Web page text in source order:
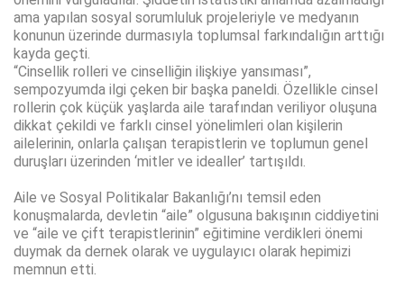
ama yapılan sosyal sorumluluk projeleriyle ve medyanın
konunun üzerinde durmasıyla toplumsal farkındalığın arttığı
kayda geçti.
“Cinsellik rolleri ve cinselliğin ilişkiye yansıması”,
sempozyumda ilgi çeken bir başka paneldi. Özellikle cinsel
rollerin çok küçük yaşlarda aile tarafından veriliyor oluşuna
dikkat çekildi ve farklı cinsel yönelimleri olan kişilerin
ailelerinin, onlarla çalışan terapistlerin ve toplumun genel
duruşları üzerinden ‘mitler ve idealler’ tartışıldı.
Aile ve Sosyal Politikalar Bakanlığı’nı temsil eden
konuşmalarda, devletin “aile” olgusuna bakışının ciddiyetini
ve “aile ve çift terapistlerinin” eğitimine verdikleri önemi
duymak da dernek olarak ve uygulayıcı olarak hepimizi
memnun etti.